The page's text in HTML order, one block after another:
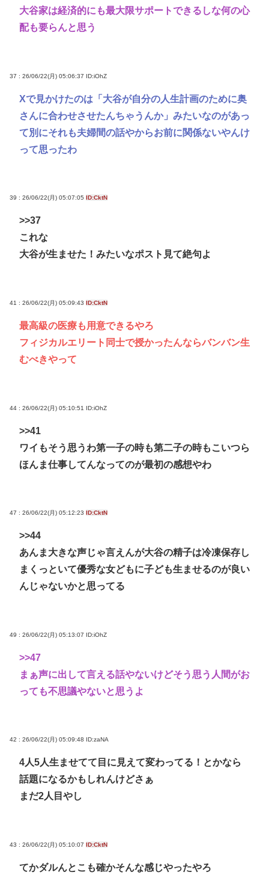
大谷家は経済的にも最大限サポートできるしな何の心
配も要らんと思う
37 : 26/06/22(月) 05:06:37 ID:iOhZ
Xで見かけたのは「大谷が自分の人生計画のために奥
さんに合わせさせたんちゃうんか」みたいなのがあっ
て別にそれも夫婦間の話やからお前に関係ないやんけ
って思ったわ
39 : 26/06/22(月) 05:07:05 ID:CktN
>>37
これな
大谷が生ませた！みたいなポスト見て絶句よ
41 : 26/06/22(月) 05:09:43 ID:CktN
最高級の医療も用意できるやろ
フィジカルエリート同士で授かったんならバンバン生
むべきやって
44 : 26/06/22(月) 05:10:51 ID:iOhZ
>>41
ワイもそう思うわ第一子の時も第二子の時もこいつら
ほんま仕事してんなってのが最初の感想やわ
47 : 26/06/22(月) 05:12:23 ID:CktN
>>44
あんま大きな声じゃ言えんが大谷の精子は冷凍保存し
まくっといて優秀な女どもに子ども生ませるのが良い
んじゃないかと思ってる
49 : 26/06/22(月) 05:13:07 ID:iOhZ
>>47
まぁ声に出して言える話やないけどそう思う人間がお
っても不思議やないと思うよ
42 : 26/06/22(月) 05:09:48 ID:zaNA
4人5人生ませてて目に見えて変わってる！とかなら
話題になるかもしれんけどさぁ
まだ2人目やし
43 : 26/06/22(月) 05:10:07 ID:CktN
てかダルんとこも確かそんな感じやったやろ